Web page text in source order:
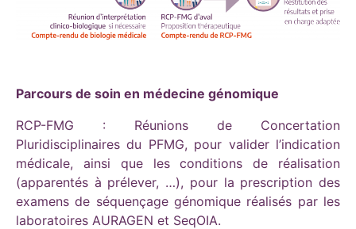
Parcours de soin en médecine génomique
RCP-FMG : Réunions de Concertation
Pluridisciplinaires du PFMG, pour valider l’indication
médicale, ainsi que les conditions de réalisation
(apparentés à prélever, …), pour la prescription des
examens de séquençage génomique réalisés par les
laboratoires AURAGEN et SeqOIA.